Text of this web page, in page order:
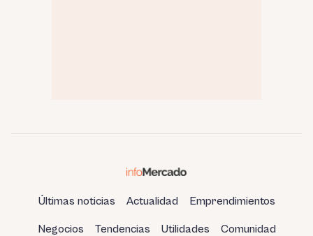
Últimas noticias Actualidad Emprendimientos
Negocios Tendencias Utilidades Comunidad